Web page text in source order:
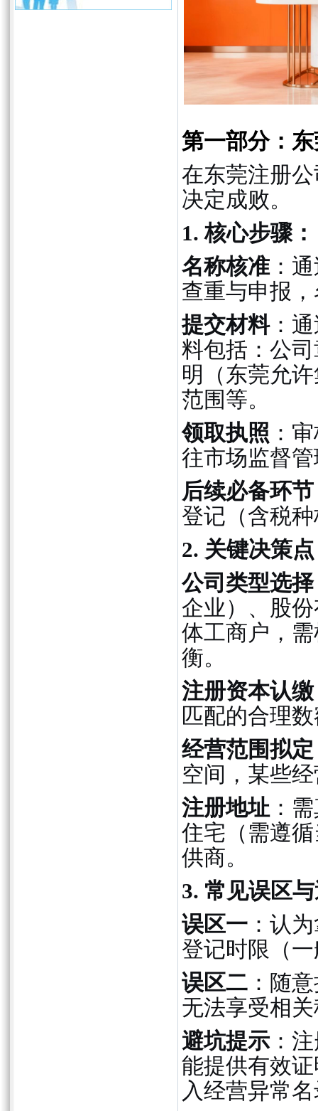
第一部分：
在东莞注册
决定成败。
1. 核心步骤：
名称核准：
查重与申报
提交材料：
料包括：公
明（东莞允
范围等。
领取执照 ：
往市场监督
后续必备环节
登记（含税
2. 关键决策
公司类型选择
企业）、股
体工商户，
衡。
注册资本认缴
匹配的合理
经营范围拟定
空间，某些
注册地址：
住宅（需遵
供商。
3. 常见误区
误区一：认
登记时限（
误区二：随
无法享受相
避坑提示：
能提供有效
入经营异常